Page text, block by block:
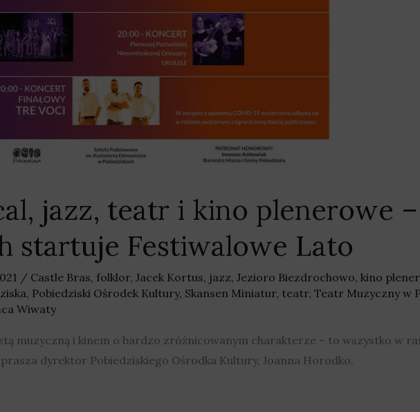
jazz, teatr i kino plenerowe
startuje Festiwalowe Lato
/ Castle Bras, folklor, Jacek Kortus, jazz, Jezioro Biezdrochowo, kino
, Pobiedziski Ośrodek Kultury, Skansen Miniatur, teatr, Teatr Muzyczny w
Wiwaty
muzyczną i kinem o bardzo zróżnicowanym charakterze – to wszystko w
dyrektor Pobiedziskiego Ośrodka Kultury, Joanna Horodko.